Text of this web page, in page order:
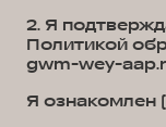
2. Я
Политикой
gwm-wey-
Я ознакомлен